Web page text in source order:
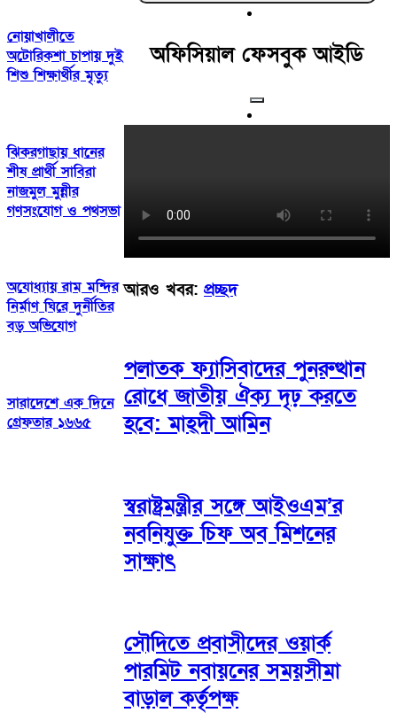
নোয়াখালীতে
অটোরিকশা চাপায় দুই
শিশু শিক্ষার্থীর মৃত্যু
ঝিকরগাছায় ধানের
শীষ প্রার্থী সাবিরা
নাজমুল মুন্নীর
গণসংযোগ ও পথসভা
অযোধ্যায় রাম মন্দির
নির্মাণ ঘিরে দুর্নীতির
বড় অভিযোগ
সারাদেশে এক দিনে
গ্রেফতার ১৬৬৫
অফিসিয়াল ফেসবুক আইডি
আরও খবর: প্রচ্ছদ
পলাতক ফ্যাসিবাদের পুনরুত্থান
রোধে জাতীয় ঐক্য দৃঢ় করতে
হবে: মাহ্দী আমিন
স্বরাষ্ট্রমন্ত্রীর সঙ্গে আইওএম’র
নবনিযুক্ত চিফ অব মিশনের
সাক্ষাৎ
সৌদিতে প্রবাসীদের ওয়ার্ক
পারমিট নবায়নের সময়সীমা
বাড়াল কর্তৃপক্ষ